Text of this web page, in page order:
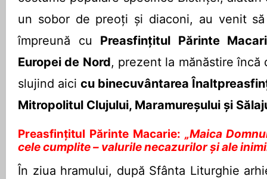
un sobor de preoți și diaconi, au venit să
împreună cu Preasfințitul Părinte
Europei de Nord, prezent la mănăstire încă
slujind aici cu binecuvântarea
Mitropolitul Clujului, Maramureșului și
Preasfințitul Părinte Macarie: „Maica
cele cumplite – valurile necazurilor și ale
În ziua hramului, după Sfânta Liturghie